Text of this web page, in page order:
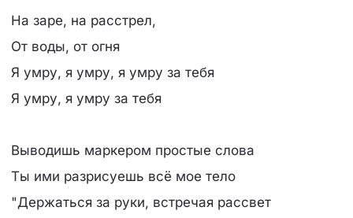
На заре, на расстрел,
От воды, от огня
Я умру, я умру, я умру за тебя
Я умру, я умру за тебя
Выводишь маркером простые слова
Ты ими разрисуешь всё мое тело
"Держаться за руки, встречая рассвет